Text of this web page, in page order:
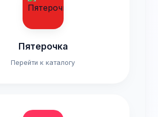
Пятерочка
Перейти к каталогу